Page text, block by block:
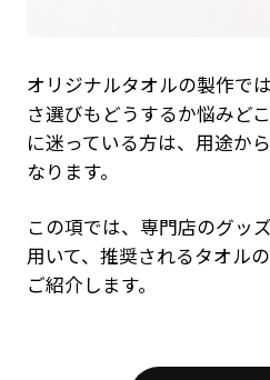
オリジナルタオルの製作で
さ選びもどうするか悩みど
に迷っている方は、用途か
なります。
この項では、専門店のグッ
用いて、推奨されるタオル
ご紹介します。